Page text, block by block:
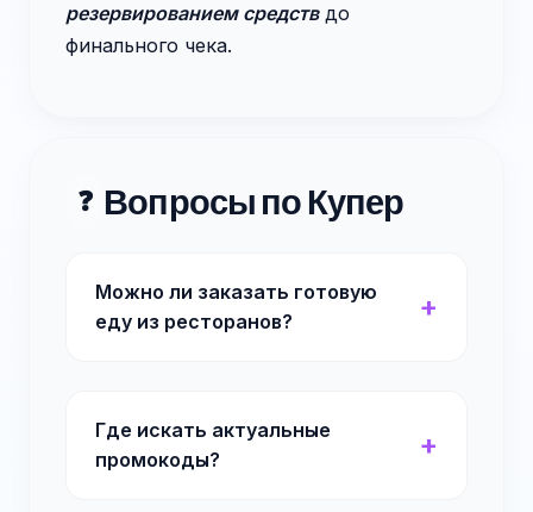
резервированием средствдо
финального чека.
❓ Вопросы по Купер
Можно ли заказать готовую
еду из ресторанов?
Где искать актуальные
промокоды?